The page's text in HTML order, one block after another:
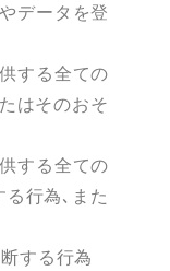
データを登
する全ての
はそのおそ
する全ての
行為､また
する行為